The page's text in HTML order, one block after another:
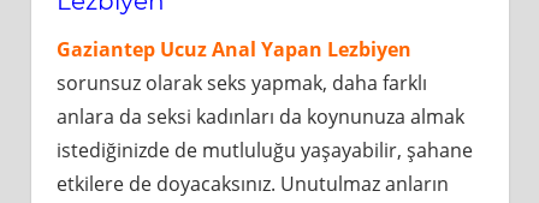
Gaziantep Ucuz Anal Yapan Lezbiyen
sorunsuz olarak seks yapmak, daha farklı
anlara da seksi kadınları da koynunuza almak
istediğinizde de mutluluğu yaşayabilir, şahane
etkilere de doyacaksınız. Unutulmaz anların